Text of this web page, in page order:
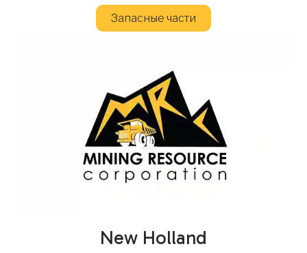
Запасные части
New Holland